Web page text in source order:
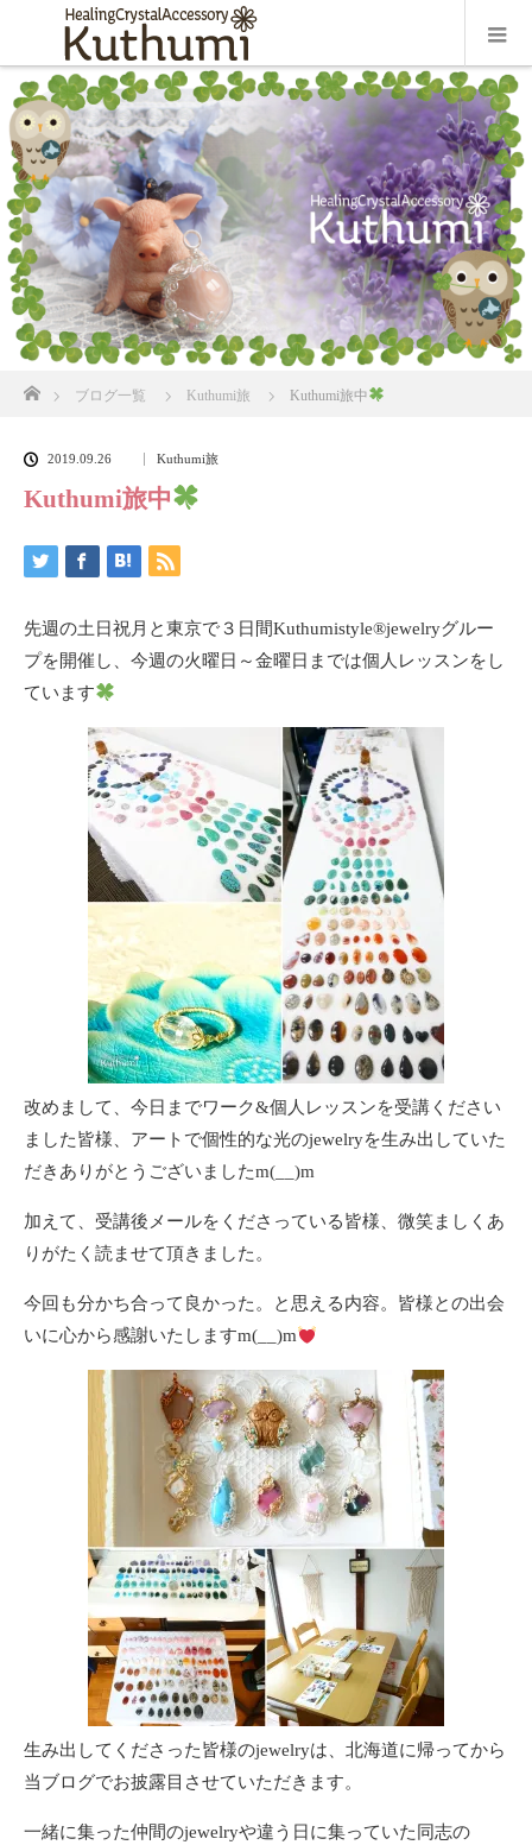
ブログ一覧 Kuthumi旅 Kuthumi旅中
2019.09.26 Kuthumi旅
Kuthumi旅中
先週の土日祝月と東京で３日間Kuthumistyle®️jewelryグルー
プを開催し、今週の火曜日～金曜日までは個人レッスンをし
ています
改めまして、今日までワーク&個人レッスンを受講ください
ました皆様、アートで個性的な光のjewelryを生み出していた
だきありがとうございましたm(__)m
加えて、受講後メールをくださっている皆様、微笑ましくあ
りがたく読ませて頂きました。
今回も分かち合って良かった。と思える内容。皆様との出会
いに心から感謝いたしますm(__)m
生み出してくださった皆様のjewelryは、北海道に帰ってから
当ブログでお披露目させていただきます。
一緒に集った仲間のjewelryや違う日に集っていた同志の